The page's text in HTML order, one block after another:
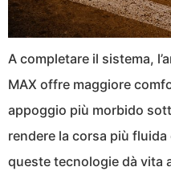
A completare il sistema,
MAX offre maggiore
appoggio più morbido
rendere la corsa più fluida
queste tecnologie dà vita